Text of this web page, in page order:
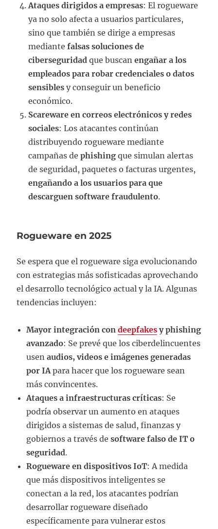
Ataques dirigidos a empresas: El rogueware
ya no solo afecta a usuarios particulares,
sino que también se dirige a empresas
mediantefalsas soluciones de
ciberseguridad que buscanengañar a los
empleados para robar credenciales o datos
sensibles y conseguir un beneficio
económico.
Scareware en correos electrónicos y redes
sociales: Los atacantes continúan
distribuyendo rogueware mediante
campañas dephishingque simulan alertas
de seguridad, paquetes o facturas urgentes,
engañando a los usuarios para que
descarguen software fraudulento.
Rogueware en 2025
Se espera que el rogueware siga evolucionando
con estrategias más sofisticadas aprovechando
el desarrollo tecnológico actual y la IA. Algunas
tendencias incluyen:
Mayor integración condeepfakesy phishing
avanzado: Se prevé que los ciberdelincuentes
usenaudios, videos e imágenes generadas
por IApara hacer que los rogueware sean
más convincentes.
Ataques a infraestructuras críticas: Se
podría observar un aumento en ataques
dirigidos a sistemas de salud, finanzas y
gobiernos a través desoftware falso de IT o
seguridad.
Rogueware en dispositivos IoT: A medida
que más dispositivos inteligentes se
conectan a la red, los atacantes podrían
desarrollar rogueware diseñado
específicamente para vulnerar estos